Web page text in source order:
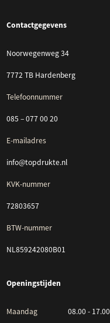
Contactgegevens
Noorwegenweg 34
7772 TB Hardenberg
Telefoonnummer
085 – 077 00 20
E-mailadres
info@topdrukte.nl
KVK-nummer
72803657
BTW-nummer
NL859242080B01
Openingstijden
Maandag 08.00 - 17.00